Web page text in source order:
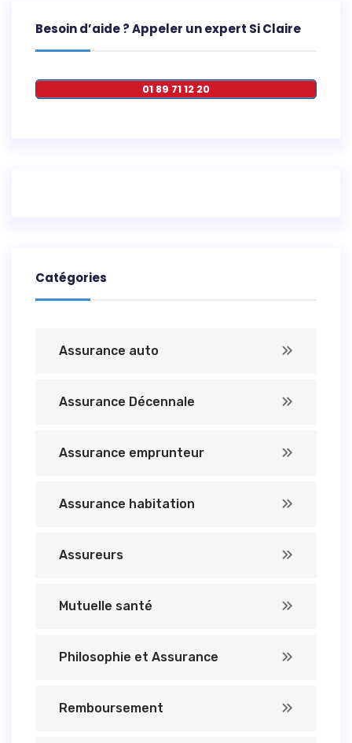
Besoin d’aide ? Appeler un expert Si Claire
01 89 71 12 20
Catégories
Assurance auto
Assurance Décennale
Assurance emprunteur
Assurance habitation
Assureurs
Mutuelle santé
Philosophie et Assurance
Remboursement